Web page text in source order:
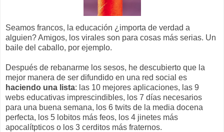
Seamos francos, la educación ¿importa de verdad a
alguien? Amigos, los virales son para cosas más serias. Un
baile del caballo, por ejemplo.
Después de rebanarme los sesos, he descubierto que la
mejor manera de ser difundido en una red social es
haciendo una lista: las 10 mejores aplicaciones, las 9
webs educativas imprescindibles, los 7 días necesarios
para una buena semana, los 6 twits de la media docena
perfecta, los 5 lobitos más feos, los 4 jinetes más
apocalítpticos o los 3 cerditos más fraternos.